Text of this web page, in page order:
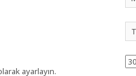
ayarlayın.